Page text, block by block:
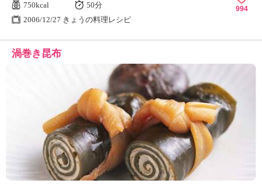
750kcal
50分
2006/12/27 きょうの料理レシピ
994
渦巻き昆布